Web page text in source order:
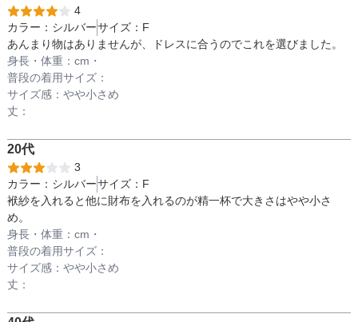
素材
インナー
透け感
4
カラー： シルバーサイズ： F
あんまり物はありませんが、ドレスに合うのでこれを選びました。
身長・体重： cm・
普段の着用サイズ：
サイズ感： やや小さめ
丈：
20代
3
カラー： シルバーサイズ： F
袱紗を入れると他に財布を入れるのが精一杯で大きさはやや小さ
め。
身長・体重： cm・
普段の着用サイズ：
サイズ感： やや小さめ
丈：